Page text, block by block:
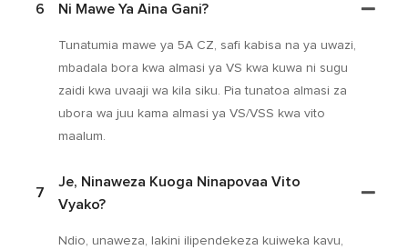
6 Ni Mawe Ya Aina Gani?
Tunatumia mawe ya 5A CZ, safi kabisa na ya uwazi,
mbadala bora kwa almasi ya VS kwa kuwa ni sugu
zaidi kwa uvaaji wa kila siku. Pia tunatoa almasi za
ubora wa juu kama almasi ya VS/VSS kwa vito
maalum.
7
Je, Ninaweza Kuoga Ninapovaa Vito
Vyako?
Ndio, unaweza, lakini ilipendekeza kuiweka kavu,